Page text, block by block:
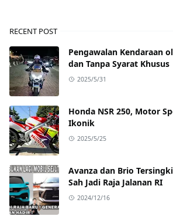
RECENT POST
Pengawalan Kendaraan
dan Tanpa Syarat Khusus
2025/5/31
Honda NSR 250, Motor
Ikonik
2025/5/25
Avanza dan Brio
Sah Jadi Raja Jalanan RI
2024/12/16